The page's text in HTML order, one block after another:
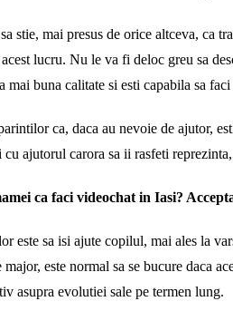
stie, mai presus de orice altceva, ca
lucru. Nu le va fi deloc greu sa
mai buna calitate si esti capabila sa
ca, daca au nevoie de ajutor,
cu ajutorul carora sa ii rasfeti
ca faci videochat in Iasi?
este sa isi ajute copilul, mai ales la
este normal sa se bucure daca
asupra evolutiei sale pe termen lung.